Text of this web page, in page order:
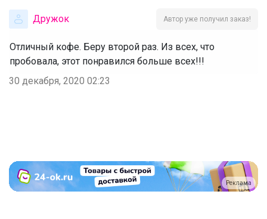
Дружок Автор уже получил заказ!
Отличный кофе. Беру второй раз. Из всех, что
пробовала, этот понравился больше всех!!!
30 декабря, 2020 02:23
Реклама